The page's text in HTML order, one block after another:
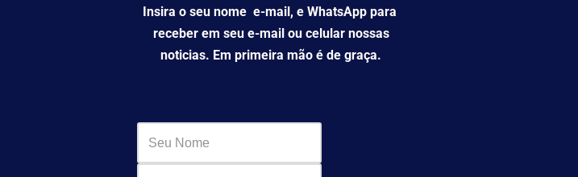
Insira o seu nome e-mail, e WhatsApp para
receber em seu e-mail ou celular nossas
noticias. Em primeira mão é de graça.